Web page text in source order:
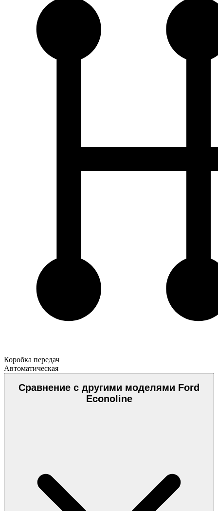
Коробка передач
Автоматическая
Сравнение с другими моделями Ford
Econoline